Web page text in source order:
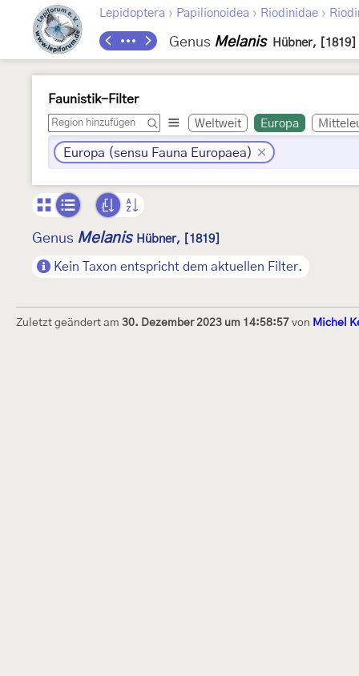
Lepidoptera › Papilionoidea › Riodinidae ›
Genus Melanis Hübner, [1819]
Faunistik-Filter
Weltweit Europa
Europa (sensu Fauna Europaea)
Genus Melanis Hübner, [1819]
Kein Taxon entspricht dem aktuellen Filter.
Zuletzt geändert am 30. Dezember 2023 um 14:58:57 von Michel